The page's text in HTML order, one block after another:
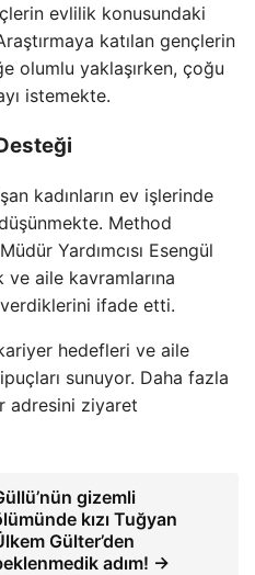
evlilik konusundaki
katılan gençlerin
olumlu yaklaşırken, çoğu
istemekte.
kadınların ev işlerinde
Method
Yardımcısı Esengül
aile kavramlarına
ifade etti.
hedefleri ve aile
sunuyor. Daha fazla
adresini ziyaret
gizemli
kızı Tuğyan
Gülter’den
adım! →